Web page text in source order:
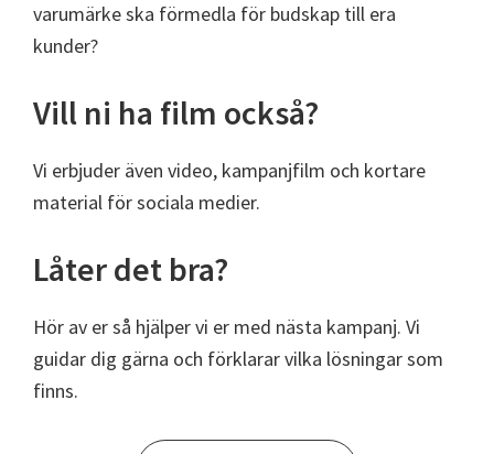
varumärke ska förmedla för budskap till era
kunder?
Vill ni ha film också?
Vi erbjuder även video, kampanjfilm och kortare
material för sociala medier.
Låter det bra?
Hör av er så hjälper vi er med nästa kampanj. Vi
guidar dig gärna och förklarar vilka lösningar som
finns.